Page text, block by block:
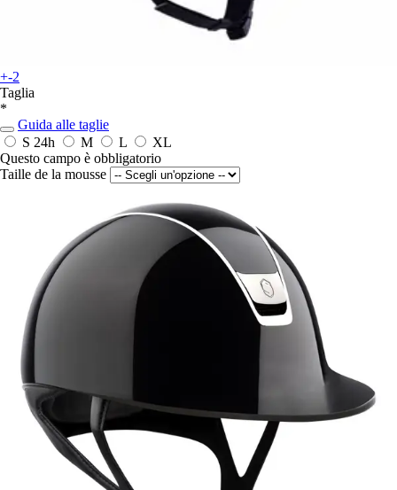
+-2
Taglia
*
Guida alle taglie
S 24h M L
XL
Questo campo è obbligatorio
Taille de la mousse